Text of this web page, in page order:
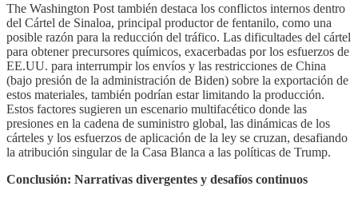
The Washington Post también destaca los conflictos internos dentro
del Cártel de Sinaloa, principal productor de fentanilo, como una
posible razón para la reducción del tráfico. Las dificultades del cártel
para obtener precursores químicos, exacerbadas por los esfuerzos de
EE.UU. para interrumpir los envíos y las restricciones de China
(bajo presión de la administración de Biden) sobre la exportación de
estos materiales, también podrían estar limitando la producción.
Estos factores sugieren un escenario multifacético donde las
presiones en la cadena de suministro global, las dinámicas de los
cárteles y los esfuerzos de aplicación de la ley se cruzan, desafiando
la atribución singular de la Casa Blanca a las políticas de Trump.
Conclusión: Narrativas divergentes y desafíos continuos